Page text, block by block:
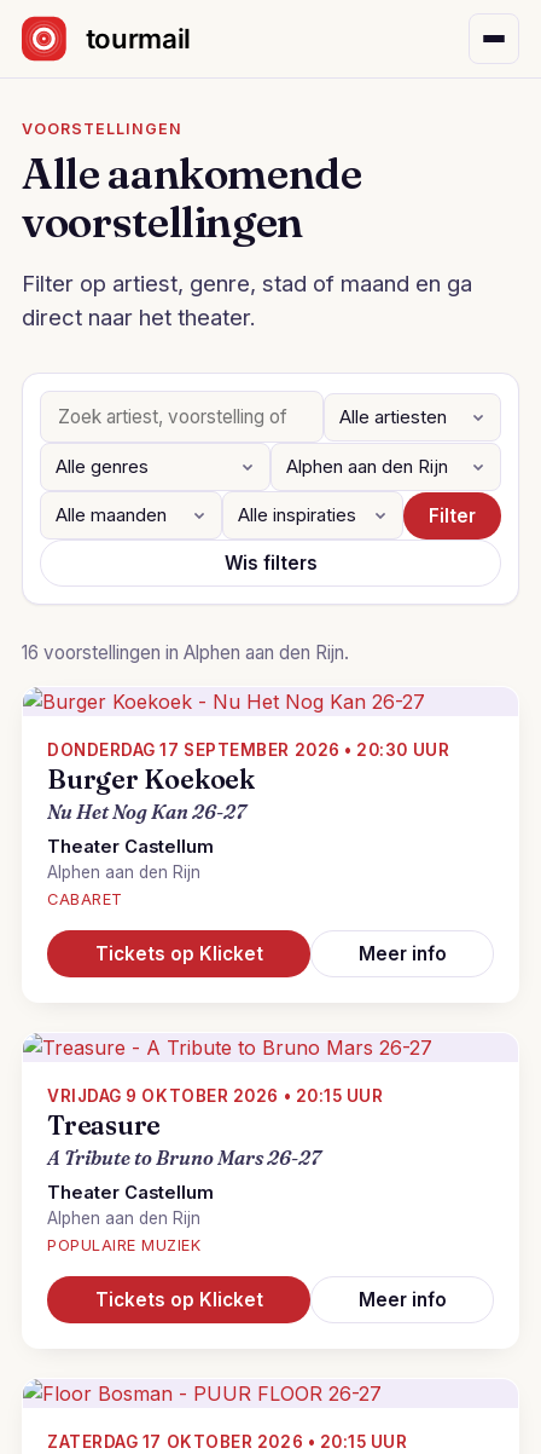
Sla navigatie over
VOORSTELLINGEN
Alle aankomende
voorstellingen
Filter op artiest, genre, stad of maand en ga
direct naar het theater.
Filter
Wis filters
16 voorstellingen in Alphen aan den Rijn.
DONDERDAG 17 SEPTEMBER 2026 • 20:30 UUR
Burger Koekoek
Nu Het Nog Kan 26-27
Theater Castellum
Alphen aan den Rijn
CABARET
Tickets op Klicket Meer info
VRIJDAG 9 OKTOBER 2026 • 20:15 UUR
Treasure
A Tribute to Bruno Mars 26-27
Theater Castellum
Alphen aan den Rijn
POPULAIRE MUZIEK
Tickets op Klicket Meer info
ZATERDAG 17 OKTOBER 2026 • 20:15 UUR